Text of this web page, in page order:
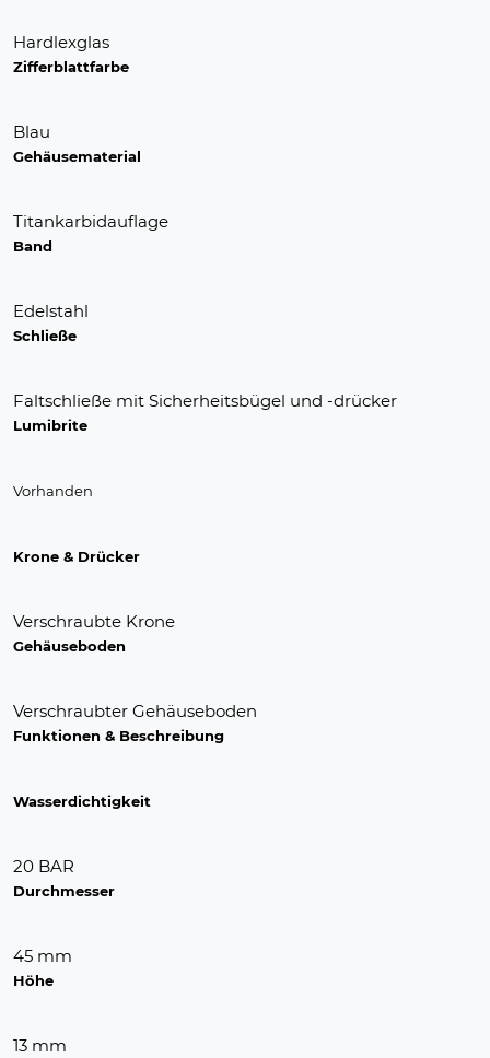
Hardlexglas
Zifferblattfarbe
Blau
Gehäusematerial
Titankarbidauflage
Band
Edelstahl
Schließe
Faltschließe mit Sicherheitsbügel und -drücker
Lumibrite
Vorhanden
Krone & Drücker
Verschraubte Krone
Gehäuseboden
Verschraubter Gehäuseboden
Funktionen & Beschreibung
Wasserdichtigkeit
20 BAR
Durchmesser
45 mm
Höhe
13 mm